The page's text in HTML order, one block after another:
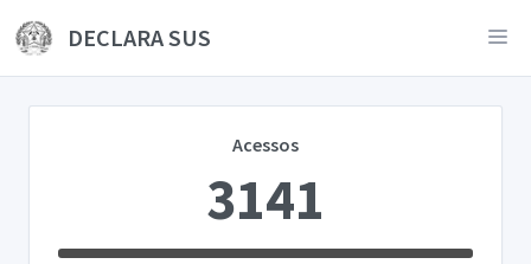
DECLARA SUS
Acessos
3141